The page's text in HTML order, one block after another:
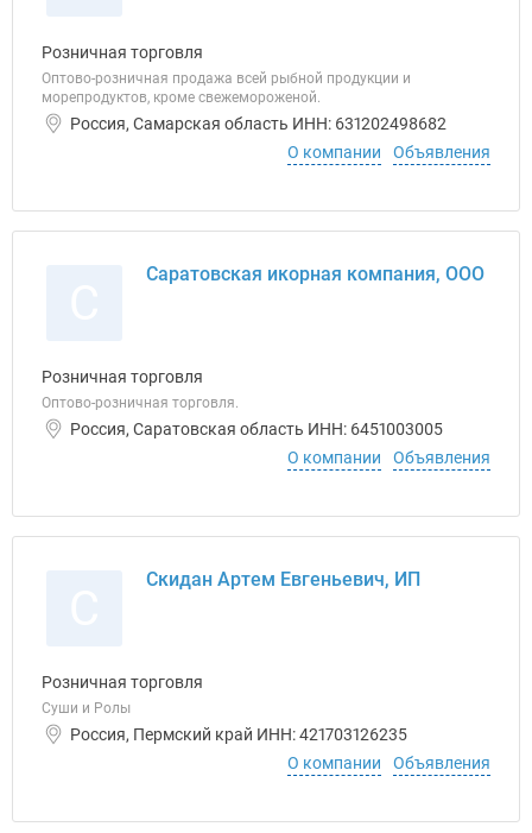
Розничная торговля
Оптово-розничная продажа всей рыбной продукции и
морепродуктов, кроме свежемороженой.
Россия, Самарская область ИНН: 631202498682
О компании
Объявления
Саратовская икорная компания, ООО
Розничная торговля
Оптово-розничная торговля.
Россия, Саратовская область ИНН: 6451003005
О компании
Объявления
Скидан Артем Евгеньевич, ИП
Розничная торговля
Суши и Ролы
Россия, Пермский край ИНН: 421703126235
О компании
Объявления